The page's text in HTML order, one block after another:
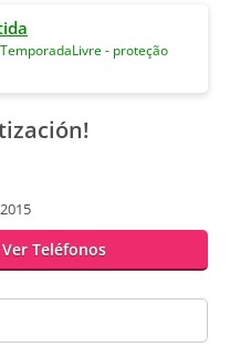
- proteção
Ver Teléfonos